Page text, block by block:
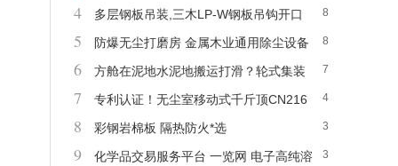
搬运？
8
4
多层钢板吊装,三木LP-W钢板吊钩开口
尺寸5-300mm
8
5 防爆无尘打磨房 金属木业通用除尘设备
7
6
方舱在泥地水泥地搬运打滑？轮式集装
箱搬运车适配沥青粗糙路面
4
7
专利认证！无尘室移动式千斤顶CN216
918436U
3
8 彩钢岩棉板 隔热防火*选
3
9
化学品交易服务平台 一览网 电子高纯溶